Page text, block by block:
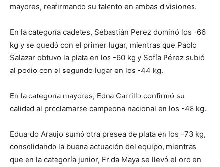
mayores, reafirmando su talento en ambas divisiones.
En la categoría cadetes, Sebastián Pérez dominó los -66
kg y se quedó con el primer lugar, mientras que Paolo
Salazar obtuvo la plata en los -60 kg y Sofía Pérez subió
al podio con el segundo lugar en los -44 kg.
En la categoría mayores, Edna Carrillo confirmó su
calidad al proclamarse campeona nacional en los -48 kg.
Eduardo Araujo sumó otra presea de plata en los -73 kg,
consolidando la buena actuación del equipo, mientras
que en la categoría junior, Frida Maya se llevó el oro en